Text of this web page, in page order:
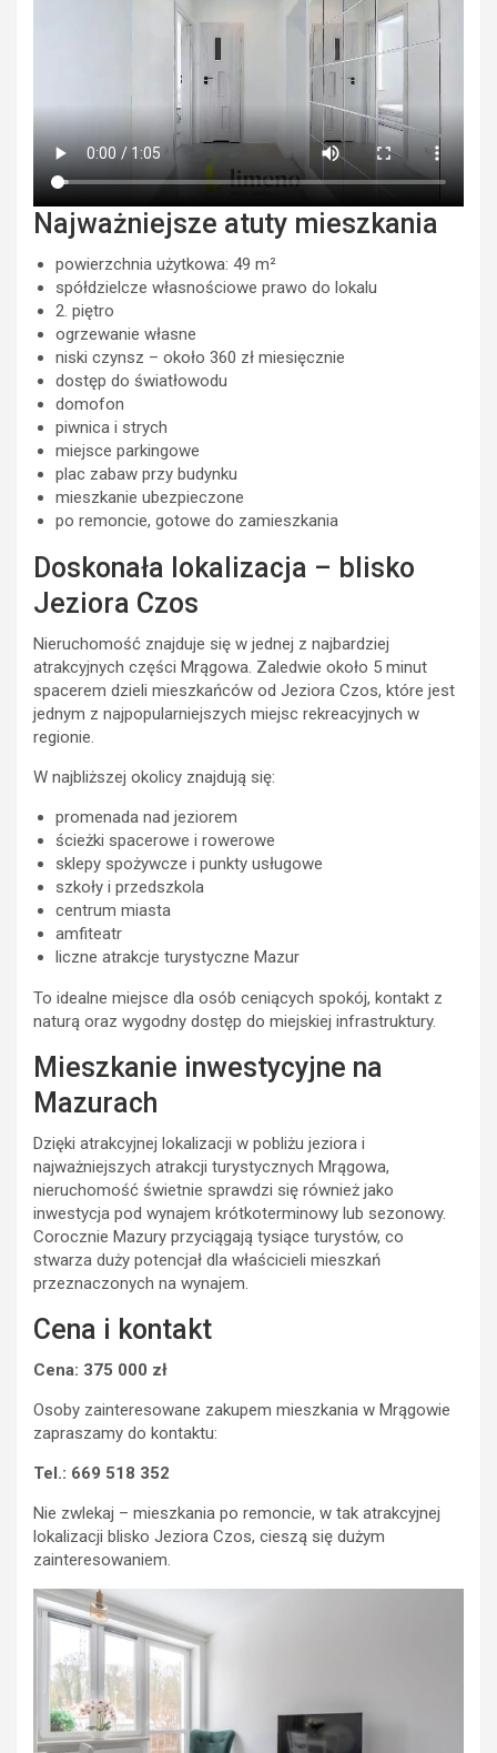
Najważniejsze atuty mieszkania
powierzchnia użytkowa: 49 m²
spółdzielcze własnościowe prawo do lokalu
2. piętro
ogrzewanie własne
niski czynsz – około 360 zł miesięcznie
dostęp do światłowodu
domofon
piwnica i strych
miejsce parkingowe
plac zabaw przy budynku
mieszkanie ubezpieczone
po remoncie, gotowe do zamieszkania
Doskonała lokalizacja – blisko
Jeziora Czos
Nieruchomość znajduje się w jednej z najbardziej
atrakcyjnych części Mrągowa. Zaledwie około 5 minut
spacerem dzieli mieszkańców od Jeziora Czos, które jest
jednym z najpopularniejszych miejsc rekreacyjnych w
regionie.
W najbliższej okolicy znajdują się:
promenada nad jeziorem
ścieżki spacerowe i rowerowe
sklepy spożywcze i punkty usługowe
szkoły i przedszkola
centrum miasta
amfiteatr
liczne atrakcje turystyczne Mazur
To idealne miejsce dla osób ceniących spokój, kontakt z
naturą oraz wygodny dostęp do miejskiej infrastruktury.
Mieszkanie inwestycyjne na
Mazurach
Dzięki atrakcyjnej lokalizacji w pobliżu jeziora i
najważniejszych atrakcji turystycznych Mrągowa,
nieruchomość świetnie sprawdzi się również jako
inwestycja pod wynajem krótkoterminowy lub sezonowy.
Corocznie Mazury przyciągają tysiące turystów, co
stwarza duży potencjał dla właścicieli mieszkań
przeznaczonych na wynajem.
Cena i kontakt
Cena: 375 000 zł
Osoby zainteresowane zakupem mieszkania w Mrągowie
zapraszamy do kontaktu:
Tel.: 669 518 352
Nie zwlekaj – mieszkania po remoncie, w tak atrakcyjnej
lokalizacji blisko Jeziora Czos, cieszą się dużym
zainteresowaniem.